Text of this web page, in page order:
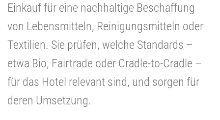
Einkauf für eine nachhaltige Beschaffung
von Lebensmitteln, Reinigungsmitteln oder
Textilien. Sie prüfen, welche Standards –
etwa Bio, Fairtrade oder Cradle-to-Cradle –
für das Hotel relevant sind, und sorgen für
deren Umsetzung.